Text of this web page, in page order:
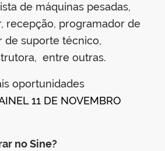
de máquinas pesadas,
recepção, programador de
de suporte técnico,
entre outras.
oportunidades
11 DE NOVEMBRO
no Sine?